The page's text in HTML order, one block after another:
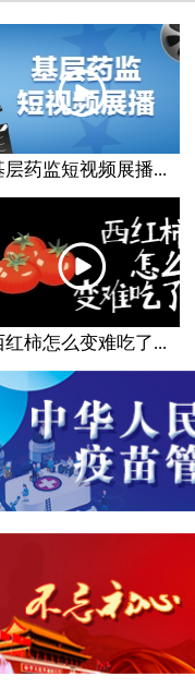
层药监短视频展播...
红柿怎么变难吃了...